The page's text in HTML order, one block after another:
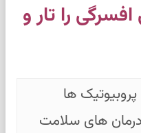
را تار و
ها
های سلامت